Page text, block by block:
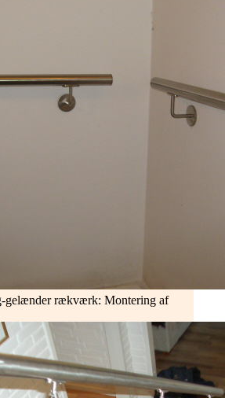
gelænder rækværk: Montering af